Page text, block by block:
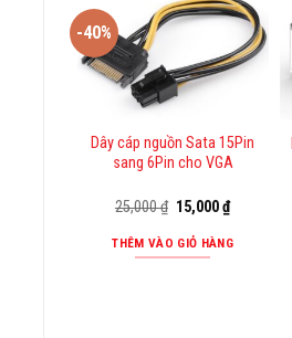
-40%
Dây cáp nguồn Sata 15Pin
sang 6Pin cho VGA
25,000₫ Giá
gốc
là:
25,000 ₫.
15,000₫Giá
hiện
tại
là:
THÊM VÀO GIỎ HÀNG